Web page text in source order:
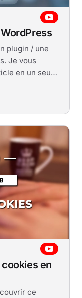
plugin / une
Je vous
en un seul
en
ce